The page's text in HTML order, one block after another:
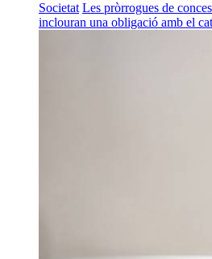
Societat Les pròrrogues de
inclouran una obligació amb el